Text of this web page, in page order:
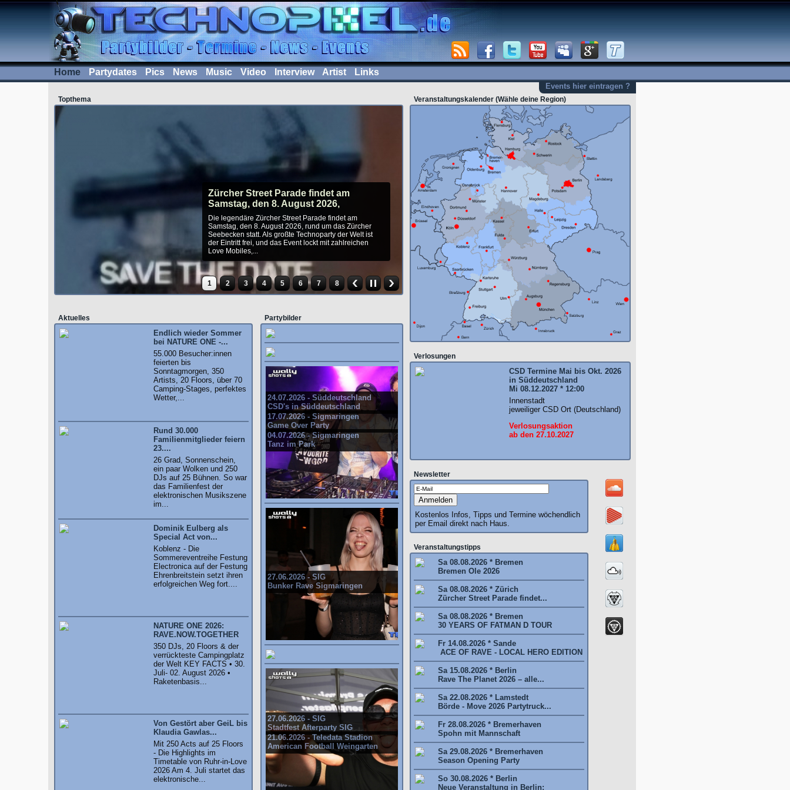
Home Partydates Pics News Music Video Interview Artist Links
Events hier eintragen ?
Veranstaltungskalender (Wähle deine Region)
Verlosungen
CSD Termine Mai bis Okt. 2026
in Süddeutschland
Mi 08.12.2027 * 12:00
Innenstadt
jeweiliger CSD Ort (Deutschland)
Verlosungsaktion
ab den 27.10.2027
Newsletter
Kostenlos Infos, Tipps und Termine wöchendlich
per Email direkt nach Haus.
Veranstaltungstipps
Sa 08.08.2026 * Bremen
Bremen Ole 2026
Sa 08.08.2026 * Zürich
Zürcher Street Parade findet...
Sa 08.08.2026 * Bremen
30 YEARS OF FATMAN D TOUR
Fr 14.08.2026 * Sande
ACE OF RAVE - LOCAL HERO EDITION
Sa 15.08.2026 * Berlin
Rave The Planet 2026 – alle...
Sa 22.08.2026 * Lamstedt
Börde - Move 2026 Partytruck...
Fr 28.08.2026 * Bremerhaven
Spohn mit Mannschaft
Sa 29.08.2026 * Bremerhaven
Season Opening Party
So 30.08.2026 * Berlin
Neue Veranstaltung in Berlin:
Topthema
Zürcher Street Parade findet am
Samstag, den 8. August 2026,
Die legendäre Zürcher Street Parade findet am
Samstag, den 8. August 2026, rund um das Zürcher
Seebecken statt. Als großte Technoparty der Welt ist
der Eintritt frei, und das Event lockt mit zahlreichen
Love Mobiles,...
1 2 3 4 5 6 7 8
Partybilder
24.07.2026 - Süddeutschland
CSD's in Süddeutschland
17.07.2026 - Sigmaringen
Game Over Party
04.07.2026 - Sigmaringen
Tanz im Park
27.06.2026 - SIG
Bunker Rave Sigmaringen
27.06.2026 - SIG
Stadtfest Afterparty SIG
21.06.2026 - Teledata Stadion
American Football Weingarten
Aktuelles
Endlich wieder Sommer
bei NATURE ONE -...
55.000 Besucher:innen
feierten bis
Sonntagmorgen, 350
Artists, 20 Floors, über 70
Camping-Stages, perfektes
Wetter,...
Rund 30.000
Familienmitglieder feiern
23....
26 Grad, Sonnenschein,
ein paar Wolken und 250
DJs auf 25 Bühnen. So war
das Familienfest der
elektronischen Musikszene
im...
Dominik Eulberg als
Special Act von...
Koblenz - Die
Sommereventreihe Festung
Electronica auf der Festung
Ehrenbreitstein setzt ihren
erfolgreichen Weg fort....
NATURE ONE 2026:
RAVE.NOW.TOGETHER
350 DJs, 20 Floors & der
verrückteste Campingplatz
der Welt KEY FACTS • 30.
Juli- 02. August 2026 •
Raketenbasis...
Von Gestört aber GeiL bis
Klaudia Gawlas...
Mit 250 Acts auf 25 Floors
- Die Highlights im
Timetable von Ruhr-in-Love
2026 Am 4. Juli startet das
elektronische...